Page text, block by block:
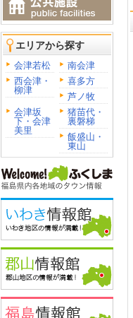
エリアから探す
会津若松
南会津
西会津・
柳津
喜多方
芦ノ牧
会津坂
下・会津
美里
猪苗代・
裏磐梯
飯盛山・
東山